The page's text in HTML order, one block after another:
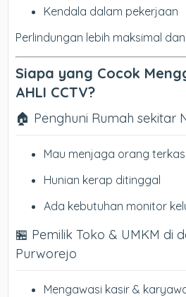
Kendala dalam pekerjaan
Perlindungan lebih maksimal
Siapa yang Cocok
AHLI CCTV?
🏠 Penghuni Rumah sekitar
Mau menjaga orang
Hunian kerap ditinggal
Ada kebutuhan monitor
🏪 Pemilik Toko & UMKM di
Purworejo
Mengawasi kasir &